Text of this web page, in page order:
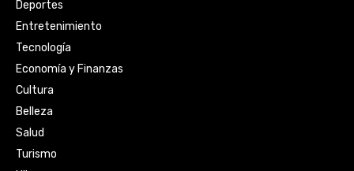
Deportes
Entretenimiento
Tecnología
Economía y Finanzas
Cultura
Belleza
Salud
Turismo